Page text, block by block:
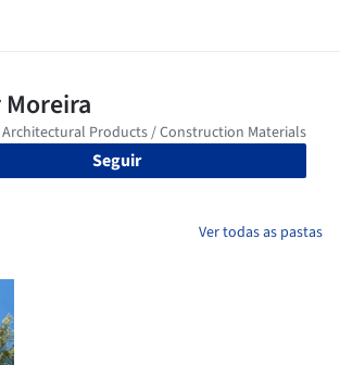
Seguir
Ver todas as pastas